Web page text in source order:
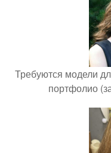
Требуются модели
портфолио